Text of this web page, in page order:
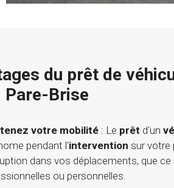
du prêt de
Pare-Brise
votre mobilité : Le prêt d'un
pendant l'intervention sur votre
dans vos déplacements, que
ou personnelles.